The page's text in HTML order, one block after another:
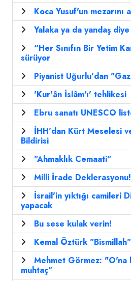
Koca Yusuf'un mezarını
Yalaka ya da yandaş
“Her Sınıfın Bir Yetim
sürüyor
Piyanist Uğurlu'dan
'Kur'ân İslâm'ı' tehlikesi
Ebru sanatı UNESCO
İHH'dan Kürt Meselesi
Bildirisi
"Ahmaklık Cemaati"
Milli İrade Deklerasyonu!
İsrail'in yıktığı camileri
yapacak
Bu sese kulak verin!
Kemal Öztürk
Mehmet Görmez: "O'na
muhtaç"